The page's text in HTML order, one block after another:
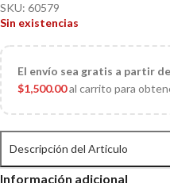
SKU: 60579
Sin existencias
El envío sea gratis a partir
$1,500.00al carrito para
Descripción del Articulo
Información adicional